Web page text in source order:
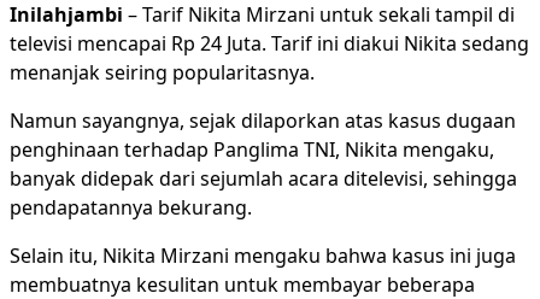
Inilahjambi – Tarif Nikita Mirzani untuk sekali tampil di
televisi mencapai Rp 24 Juta. Tarif ini diakui Nikita sedang
menanjak seiring popularitasnya.
Namun sayangnya, sejak dilaporkan atas kasus dugaan
penghinaan terhadap Panglima TNI, Nikita mengaku,
banyak didepak dari sejumlah acara ditelevisi, sehingga
pendapatannya bekurang.
Selain itu, Nikita Mirzani mengaku bahwa kasus ini juga
membuatnya kesulitan untuk membayar beberapa